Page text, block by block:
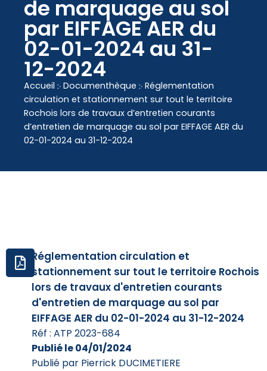
principalde marquage au sol
par EIFFAGE AER du
02-01-2024 au 31-
12-2024
Accueil ჻ Documenthèque ჻ Réglementation
circulation et stationnement sur tout le territoire
Rochois lors de travaux d’entretien courants
d’entretien de marquage au sol par EIFFAGE AER du
02-01-2024 au 31-12-2024
Réglementation circulation et
stationnement sur tout le territoire Rochois
lors de travaux d'entretien courants
d'entretien de marquage au sol par
EIFFAGE AER du 02-01-2024 au 31-12-2024
Réf : ATP 2023-684
Publié le 04/01/2024
Publié par Pierrick DUCIMETIERE